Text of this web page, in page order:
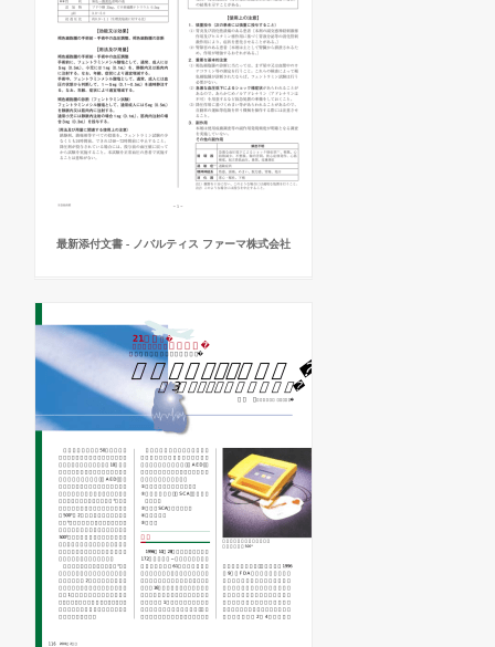
最新添付文書 - ノバルティス ファーマ株式会社